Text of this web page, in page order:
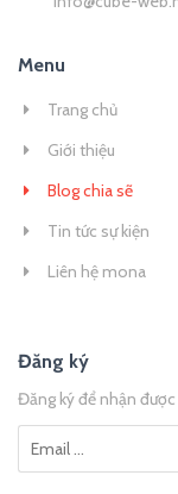
Menu
Trang chủ
Giới thiệu
Blog chia sẽ
Tin tức sự kiện
Liên hệ mona
Đăng ký
Đăng ký để nhận